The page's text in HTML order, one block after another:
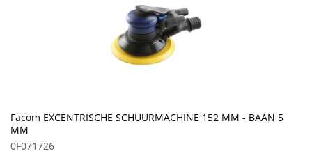
Facom EXCENTRISCHE SCHUURMACHINE 152 MM - BAAN 5
MM
0F071726